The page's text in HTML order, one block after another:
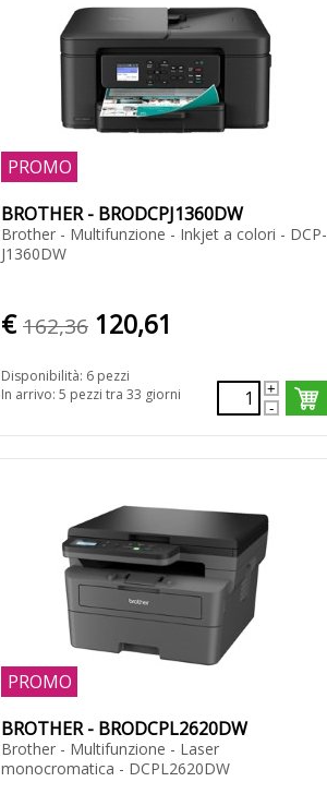
BROTHER - BRODCPJ1360DW
Brother - Multifunzione - Inkjet a colori - DCP-
J1360DW
€162,36 120,61
PROMO
Disponibilità: 6 pezzi
In arrivo: 5 pezzi tra 33 giorni
BROTHER - BRODCPL2620DW
Brother - Multifunzione - Laser
monocromatica - DCPL2620DW
PROMO